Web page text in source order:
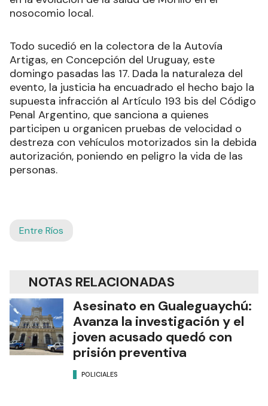
nosocomio local.
Todo sucedió en la colectora de la Autovía
Artigas, en Concepción del Uruguay, este
domingo pasadas las 17. Dada la naturaleza del
evento, la justicia ha encuadrado el hecho bajo la
supuesta infracción al Artículo 193 bis del Código
Penal Argentino, que sanciona a quienes
participen u organicen pruebas de velocidad o
destreza con vehículos motorizados sin la debida
autorización, poniendo en peligro la vida de las
personas.
Entre Ríos
NOTAS RELACIONADAS
Asesinato en Gualeguaychú:
Avanza la investigación y el
joven acusado quedó con
prisión preventiva
POLICIALES